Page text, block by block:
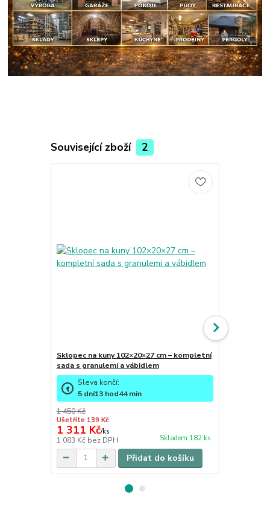
Související zboží 2
Sklopec na kuny 102×20×27 cm – kompletní
sada s granulemi a vábidlem
1 450 Kč
Ušetříte 139 Kč
1 311 Kč/ks
1 083 Kč bez DPH Skladem 182 ks
Sleva končí:
5 dní13 hod44min
Přidat do košíku